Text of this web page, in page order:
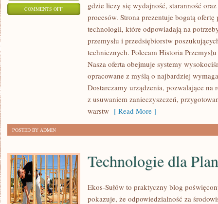
COMMENTS OFFON
ENERGETYKA
gdzie liczy się wydajność, staranność
procesów. Strona prezentuje bogatą ofertę
technologii, które odpowiadają na
przemysłu i przedsiębiorstw
technicznych. Polecam Historia
Nasza oferta obejmuje systemy
opracowane z myślą o najbardziej
Dostarczamy urządzenia, pozwalające na
z usuwaniem zanieczyszczeń,
warstw [ Read More ]
POSTED BY ADMIN
Technologie dla
Ekos-Sułów to praktyczny blog
pokazuje, że odpowiedzialność za